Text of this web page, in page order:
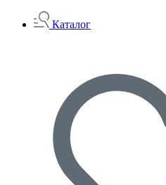
Каталог